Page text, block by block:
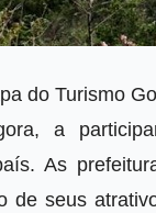
do Turismo
a
As
de seus